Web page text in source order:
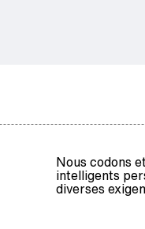
Nous codons
intelligents
diverses